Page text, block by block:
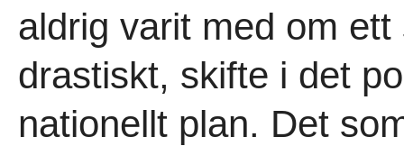
aldrig varit med om
drastiskt, skifte i det
nationellt plan. Det